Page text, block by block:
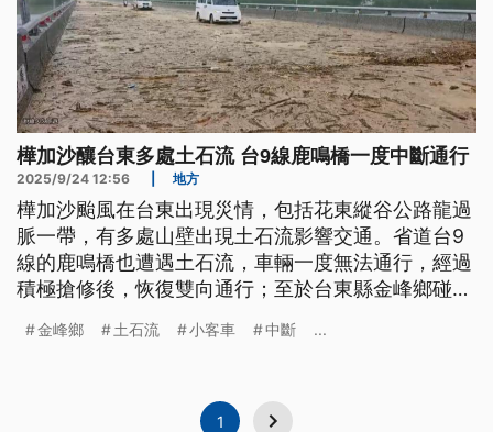
樺加沙釀台東多處土石流 台9線鹿鳴橋一度中斷通行
2025/9/24 12:56 地方
樺加沙颱風在台東出現災情，包括花東縱谷公路龍過
脈一帶，有多處山壁出現土石流影響交通。省道台9
線的鹿鳴橋也遭遇土石流，車輛一度無法通行，經過
積極搶修後，恢復雙向通行；至於台東縣金峰鄉碰上
金峰鄉 土石流 小客車 中斷 ...
1